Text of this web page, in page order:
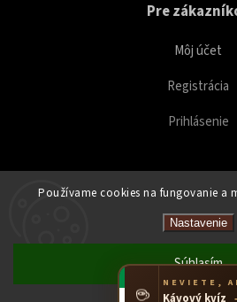
Používame cookies na fungovanie a
Nastavenie
Súhlasím
Pre
Môj účet
Registrácia
Prihlásenie
Caffeitaliano.
Upraviť
☕ NEVIETE,
Kávový kvíz